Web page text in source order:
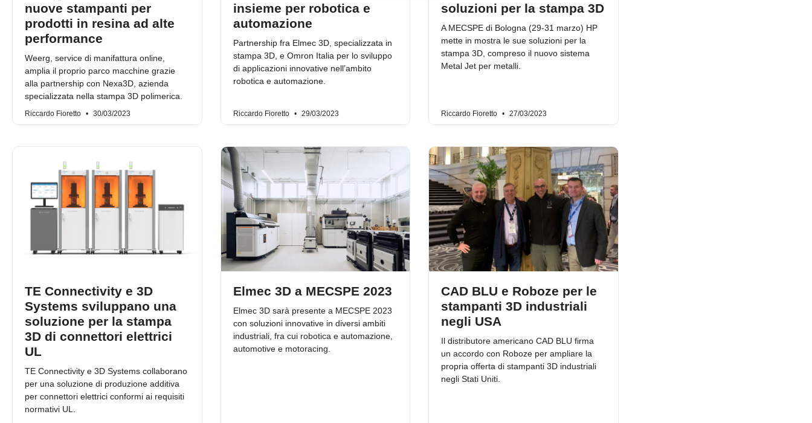
nuove stampanti per
prodotti in resina ad alte
performance
Weerg, service di manifattura online,
amplia il proprio parco macchine grazie
alla partnership con Nexa3D, azienda
specializzata nella stampa 3D polimerica.
Riccardo Fioretto 30/03/2023
insieme per robotica e
automazione
Partnership fra Elmec 3D, specializzata in
stampa 3D, e Omron Italia per lo sviluppo
di applicazioni innovative nell’ambito
robotica e automazione.
Riccardo Fioretto 29/03/2023
soluzioni per la stampa 3D
A MECSPE di Bologna (29-31 marzo) HP
mette in mostra le sue soluzioni per la
stampa 3D, compreso il nuovo sistema
Metal Jet per metalli.
Riccardo Fioretto 27/03/2023
TE Connectivity e 3D
Systems sviluppano una
soluzione per la stampa
3D di connettori elettrici
UL
TE Connectivity e 3D Systems collaborano
per una soluzione di produzione additiva
per connettori elettrici conformi ai requisiti
normativi UL.
Elmec 3D a MECSPE 2023
Elmec 3D sarà presente a MECSPE 2023
con soluzioni innovative in diversi ambiti
industriali, fra cui robotica e automazione,
automotive e motoracing.
CAD BLU e Roboze per le
stampanti 3D industriali
negli USA
Il distributore americano CAD BLU firma
un accordo con Roboze per ampliare la
propria offerta di stampanti 3D industriali
negli Stati Uniti.